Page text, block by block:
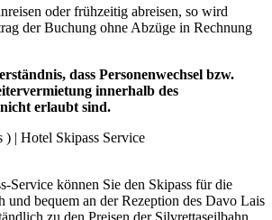
oder frühzeitig abreisen, so wird
der Buchung ohne Abzüge in Rechnung
dass Personenwechsel bzw.
innerhalb des
erlaubt sind.
) | Hotel Skipass Service
Service können Sie den Skipass für die
und bequem an der Rezeption des Davo Lais
zu den Preisen der Silvrettaseilbahn